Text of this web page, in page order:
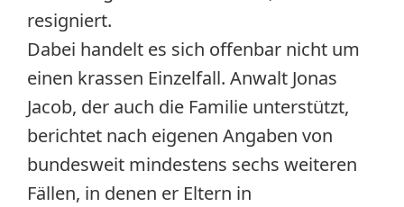
resigniert.
Dabei handelt es sich offenbar nicht um
einen krassen Einzelfall. Anwalt Jonas
Jacob, der auch die Familie unterstützt,
berichtet nach eigenen Angaben von
bundesweit mindestens sechs weiteren
Fällen, in denen er Eltern in